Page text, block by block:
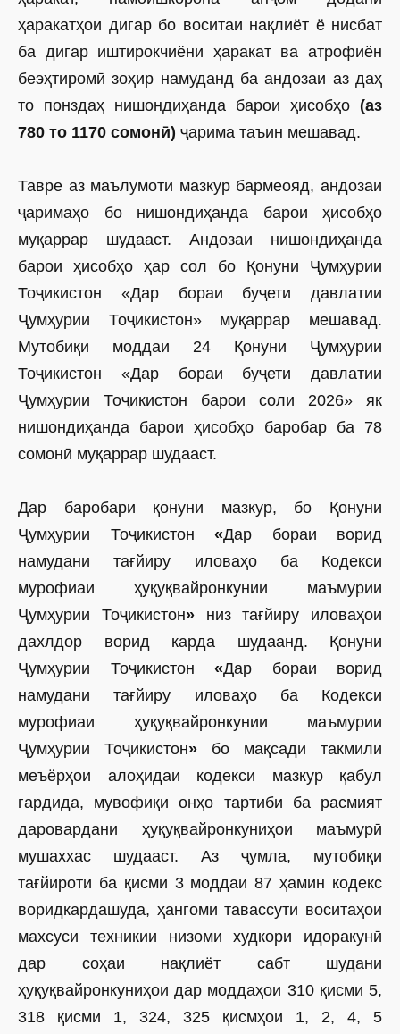
ҳаракатҳои дигар бо воситаи нақлиёт ё нисбат
ба дигар иштирокчиёни ҳаракат ва атрофиён
беэҳтиромӣ зоҳир намуданд ба андозаи аз даҳ
то понздаҳ нишондиҳанда барои ҳисобҳо (аз
780 то 1170 сомонӣ) ҷарима таъин мешавад.
Тавре аз маълумоти мазкур бармеояд, андозаи
ҷаримаҳо бо нишондиҳанда барои ҳисобҳо
муқаррар шудааст. Андозаи нишондиҳанда
барои ҳисобҳо ҳар сол бо Қонуни Ҷумҳурии
Тоҷикис­тон «Дар бораи буҷети давлатии
Ҷумҳурии Тоҷикистон» муқаррар мешавад.
Мутобиқи моддаи 24 Қонуни Ҷумҳурии
Тоҷикистон «Дар бораи буҷети давлатии
Ҷумҳурии Тоҷикистон барои соли 2026» як
нишондиҳанда барои ҳисобҳо баробар ба 78
сомонӣ муқаррар шудааст.
Дар баробари қонуни мазкур, бо Қонуни
Ҷумҳурии Тоҷикистон «Дар бораи ворид
намудани тағйиру иловаҳо ба Кодекси
мурофиаи ҳуқуқвайронкунии маъмурии
Ҷумҳурии Тоҷикистон»низ тағйиру иловаҳои
дахлдор ворид карда шудаанд. Қонуни
Ҷумҳурии Тоҷикистон «Дар бораи ворид
намудани тағйиру иловаҳо ба Кодекси
мурофиаи ҳуқуқвайронкунии маъмурии
Ҷумҳурии Тоҷикистон» бо мақсади такмили
меъёрҳои алоҳидаи кодекси мазкур қабул
гардида, мувофиқи онҳо тартиби ба расмият
даровардани ҳуқуқвайронкуниҳои маъмурӣ
мушаххас шудааст. Аз ҷумла, мутобиқи
тағйироти ба қисми 3 моддаи 87 ҳамин кодекс
воридкардашуда, ҳангоми тавассути воситаҳои
махсуси техникии низоми худкори идоракунӣ
дар соҳаи нақлиёт сабт шудани
ҳуқуқвайронкуниҳои дар моддаҳои 310 қисми 5,
318 қисми 1, 324, 325 қисмҳои 1, 2, 4, 5